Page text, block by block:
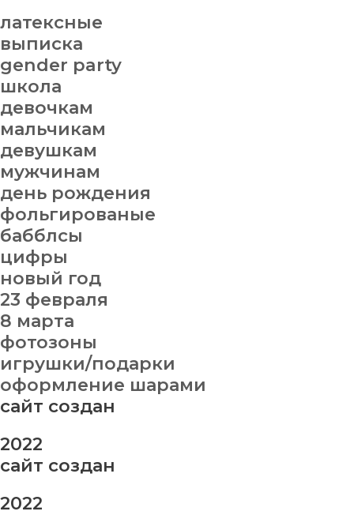
латексные
выписка
gender party
школа
девочкам
мальчикам
девушкам
мужчинам
день рождения
фольгированые
бабблсы
цифры
новый год
23 февраля
8 марта
фотозоны
игрушки/подарки
оформление шарами
сайт создан
2022
сайт создан
2022